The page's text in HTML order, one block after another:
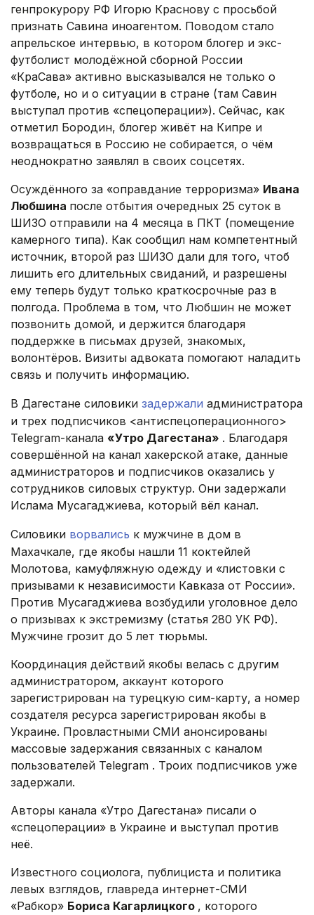
генпрокурору РФ Игорю Краснову с просьбой
признать Савина иноагентом. Поводом стало
апрельское интервью, в котором блогер и экс-
футболист молодёжной сборной России
«КраСава» активно высказывался не только о
футболе, но и о ситуации в стране (там Савин
выступал против «спецоперации»). Сейчас, как
отметил Бородин, блогер живёт на Кипре и
возвращаться в Россию не собирается, о чём
неоднократно заявлял в своих соцсетях.
Осуждённого за «оправдание терроризма» Ивана
Любшина после отбытия очередных 25 суток в
ШИЗО отправили на 4 месяца в ПКТ (помещение
камерного типа). Как сообщил нам компетентный
источник, второй раз ШИЗО дали для того, чтоб
лишить его длительных свиданий, и разрешены
ему теперь будут только краткосрочные раз в
полгода. Проблема в том, что Любшин не может
позвонить домой, и держится благодаря
поддержке в письмах друзей, знакомых,
волонтёров. Визиты адвоката помогают наладить
связь и получить информацию.
В Дагестане силовики задержали администратора
и трех подписчиков <антиспецоперационного>
Telegram-канала «Утро Дагестана» . Благодаря
совершённой на канал хакерской атаке, данные
администраторов и подписчиков оказались у
сотрудников силовых структур. Они задержали
Ислама Мусагаджиева, который вёл канал.
Силовики ворвались к мужчине в дом в
Махачкале, где якобы нашли 11 коктейлей
Молотова, камуфляжную одежду и «листовки с
призывами к независимости Кавказа от России».
Против Мусагаджиева возбудили уголовное дело
о призывах к экстремизму (статья 280 УК РФ).
Мужчине грозит до 5 лет тюрьмы.
Координация действий якобы велась с другим
администратором, аккаунт которого
зарегистрирован на турецкую сим-карту, а номер
создателя ресурса зарегистрирован якобы в
Украине. Провластными СМИ анонсированы
массовые задержания связанных с каналом
пользователей Telegram . Троих подписчиков уже
задержали.
Авторы канала «Утро Дагестана» писали о
«спецоперации» в Украине и выступал против
неё.
Известного социолога, публициста и политика
левых взглядов, главреда интернет-СМИ
«Рабкор» Бориса Кагарлицкого , которого